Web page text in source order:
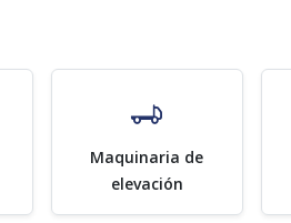
Maquinaria de
elevación